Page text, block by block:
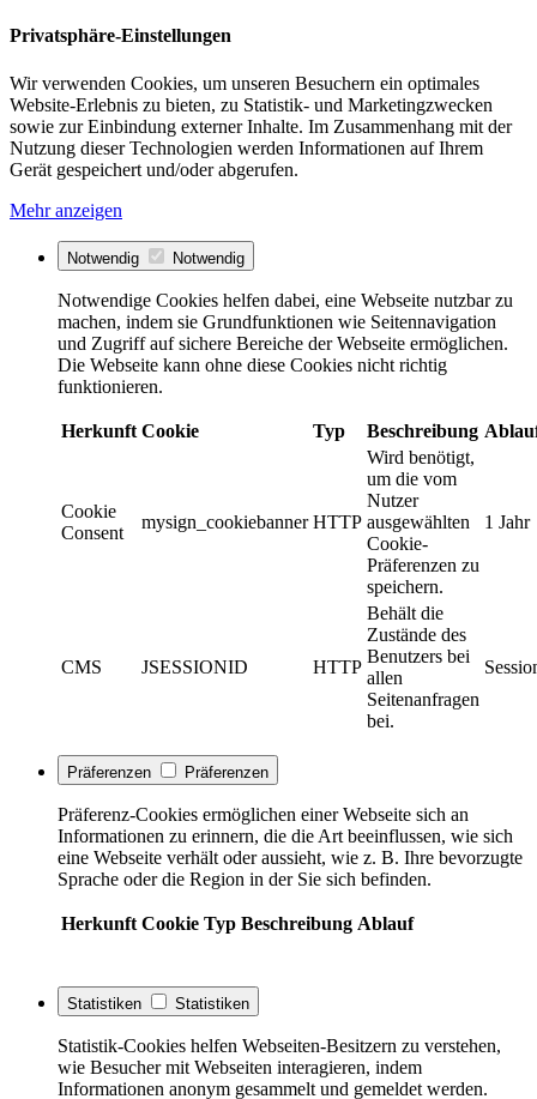
Privatsphäre-Einstellungen
Wir verwenden Cookies, um unseren Besuchern ein optimales
Website-Erlebnis zu bieten, zu Statistik- und Marketingzwecken
sowie zur Einbindung externer Inhalte. Im Zusammenhang mit der
Nutzung dieser Technologien werden Informationen auf Ihrem
Gerät gespeichert und/oder abgerufen.
Mehr anzeigen
Notwendig Notwendig
Notwendige Cookies helfen dabei, eine Webseite nutzbar zu
machen, indem sie Grundfunktionen wie Seitennavigation
und Zugriff auf sichere Bereiche der Webseite ermöglichen.
Die Webseite kann ohne diese Cookies nicht richtig
funktionieren.
Herkunft Cookie Typ Beschreibung
Cookie
Consent
mysign_cookiebanner HTTP
Wird benötigt,
um die vom
Nutzer
ausgewählten
Cookie-
Präferenzen zu
speichern.
1 Jahr
CMS JSESSIONID HTTP
Behält die
Zustände des
Benutzers bei
allen
Seitenanfragen
bei.
Präferenzen Präferenzen
Präferenz-Cookies ermöglichen einer Webseite sich an
Informationen zu erinnern, die die Art beeinflussen, wie sich
eine Webseite verhält oder aussieht, wie z. B. Ihre bevorzugte
Sprache oder die Region in der Sie sich befinden.
Herkunft Cookie Typ Beschreibung Ablauf
Statistiken Statistiken
Statistik-Cookies helfen Webseiten-Besitzern zu verstehen,
wie Besucher mit Webseiten interagieren, indem
Informationen anonym gesammelt und gemeldet werden.